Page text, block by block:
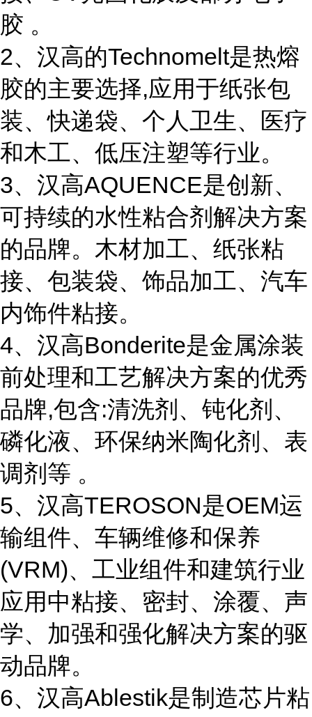
胶 。
2、汉高的Technomelt是热熔
胶的主要选择,应用于纸张包
装、快递袋、个人卫生、医疗
和木工、低压注塑等行业。
3、汉高AQUENCE是创新、
可持续的水性粘合剂解决方案
的品牌。木材加工、纸张粘
接、包装袋、饰品加工、汽车
内饰件粘接。
4、汉高Bonderite是金属涂装
前处理和工艺解决方案的优秀
品牌,包含:清洗剂、钝化剂、
磷化液、环保纳米陶化剂、表
调剂等 。
5、汉高TEROSON是OEM运
输组件、车辆维修和保养
(VRM)、工业组件和建筑行业
应用中粘接、密封、涂覆、声
学、加强和强化解决方案的驱
动品牌。
6、汉高Ablestik是制造芯片粘